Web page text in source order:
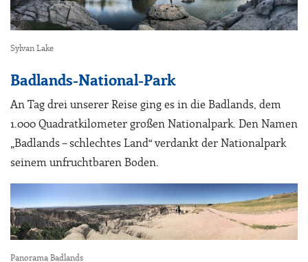
Sylvan Lake
Badlands-National-Park
An Tag drei unserer Reise ging es in die Badlands, dem
1.000 Quadratkilometer großen Nationalpark. Den Namen
„Badlands – schlechtes Land“ verdankt der Nationalpark
seinem unfruchtbaren Boden.
Panorama Badlands